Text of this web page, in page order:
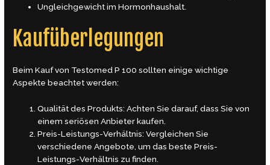
Ungleichgewicht im Hormonhaushalt.
Kaufüberlegungen
Beim Kauf von Testomed P 100 sollten einige wichtige
Aspekte beachtet werden:
Qualität des Produkts: Achten Sie darauf, dass Sie von
einem seriösen Anbieter kaufen.
Preis-Leistungs-Verhältnis: Vergleichen Sie
verschiedene Angebote, um das beste Preis-
Leistungs-Verhältnis zu finden.